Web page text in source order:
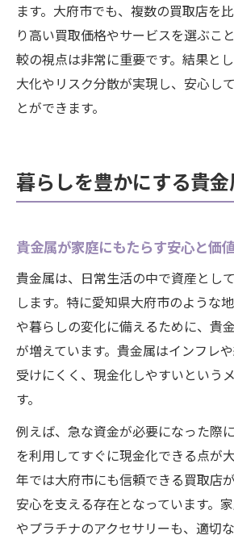
ます。大府市でも、複数の買取店を
り高い買取価格やサービスを選ぶこ
較の視点は非常に重要です。結果と
大化やリスク分散が実現し、安心し
とができます。
暮らしを豊かにする貴
貴金属が家庭にもたらす安心と価
貴金属は、日常生活の中で資産とし
します。特に愛知県大府市のような
や暮らしの変化に備えるために、貴
が増えています。貴金属はインフレ
受けにくく、現金化しやすいという
す。
例えば、急な資金が必要になった際
を利用してすぐに現金化できる点が
年では大府市にも信頼できる買取店
安心を支える存在となっています。
やプラチナのアクセサリーも、適切